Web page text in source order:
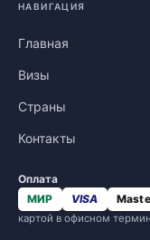
НАВИГАЦИЯ
Главная
Визы
Страны
Контакты
Оплата
МИР
VISA
картой в офисном